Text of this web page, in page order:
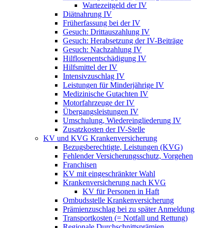
Wartezeitgeld der IV
Diätnahrung IV
Früherfassung bei der IV
Gesuch: Drittauszahlung IV
Gesuch: Herabsetzung der IV-Beiträge
Gesuch: Nachzahlung IV
Hilflosenentschädigung IV
Hilfsmittel der IV
Intensivzuschlag IV
Leistungen für Minderjährige IV
Medizinische Gutachten IV
Motorfahrzeuge der IV
Übergangsleistungen IV
Umschulung, Wiedereingliederung IV
Zusatzkosten der IV-Stelle
KV und KVG Krankenversicherung
Bezugsberechtigte, Leistungen (KVG)
Fehlender Versicherungsschutz, Vorgehen
Franchisen
KV mit eingeschränkter Wahl
Krankenversicherung nach KVG
KV für Personen in Haft
Ombudsstelle Krankenversicherung
Prämienzuschlag bei zu später Anmeldung
Transportkosten (= Notfall und Rettung)